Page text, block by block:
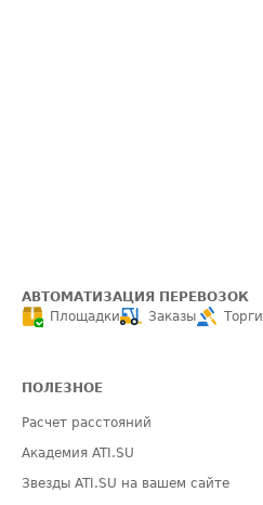
АВТОМАТИЗАЦИЯ ПЕРЕВОЗОК
Площадки
Заказы Торги
ПОЛЕЗНОЕ
Расчет расстояний
Академия ATI.SU
Звезды ATI.SU на вашем сайте